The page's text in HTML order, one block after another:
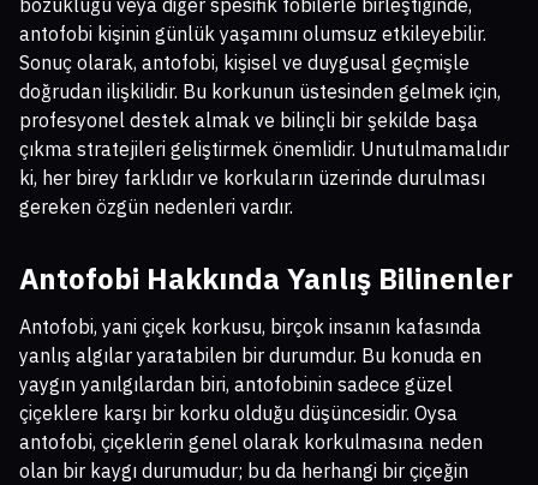
bozukluğu veya diğer spesifik fobilerle birleştiğinde,
antofobi kişinin günlük yaşamını olumsuz etkileyebilir.
Sonuç olarak, antofobi, kişisel ve duygusal geçmişle
doğrudan ilişkilidir. Bu korkunun üstesinden gelmek için,
profesyonel destek almak ve bilinçli bir şekilde başa
çıkma stratejileri geliştirmek önemlidir. Unutulmamalıdır
ki, her birey farklıdır ve korkuların üzerinde durulması
gereken özgün nedenleri vardır.
Antofobi Hakkında Yanlış Bilinenler
Antofobi, yani çiçek korkusu, birçok insanın kafasında
yanlış algılar yaratabilen bir durumdur. Bu konuda en
yaygın yanılgılardan biri, antofobinin sadece güzel
çiçeklere karşı bir korku olduğu düşüncesidir. Oysa
antofobi, çiçeklerin genel olarak korkulmasına neden
olan bir kaygı durumudur; bu da herhangi bir çiçeğin